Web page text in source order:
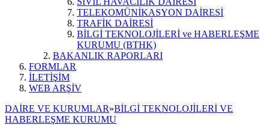
TELEKOMÜNİKASYON DAİRESİ
TRAFİK DAİRESİ
BİLGİ TEKNOLOJİLERİ ve HABERLEŞME
KURUMU (BTHK)
BAKANLIK RAPORLARI
FORMLAR
İLETİŞİM
WEB ARŞİV
DAİRE VE KURUMLAR»BİLGİ TEKNOLOJİLERİ VE
HABERLEŞME KURUMU